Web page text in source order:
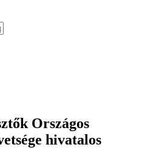
Országos
hivatalos